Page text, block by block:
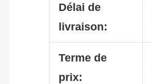
Délai de
livraison:
Terme de
prix: